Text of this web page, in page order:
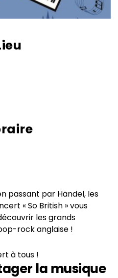
passant par Händel, les
« So British » vous
les grands
rock anglaise !
à tous !
la musique